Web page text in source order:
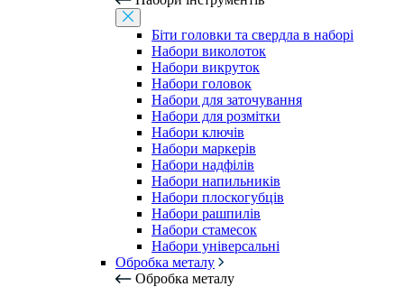
Біти головки та свердла в наборі
Набори виколоток
Набори викруток
Набори головок
Набори для заточування
Набори для розмітки
Набори ключів
Набори маркерів
Набори надфілів
Набори напильників
Набори плоскогубців
Набори рашпилів
Набори стамесок
Набори універсальні
Обробка металу
Обробка металу